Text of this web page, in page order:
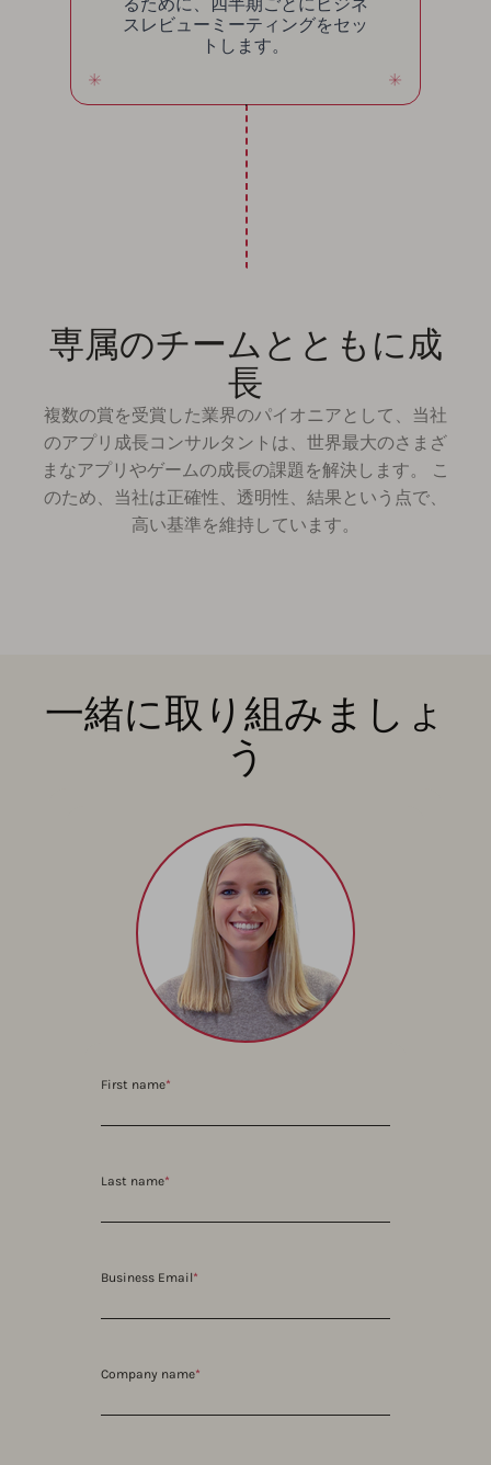
スレビューミーティングをセッ
トします。
専属のチームとともに成
長
複数の賞を受賞した業界のパイオニアとして、当社
のアプリ成長コンサルタントは、世界最大のさまざ
まなアプリやゲームの成長の課題を解決します。 こ
のため、当社は正確性、透明性、結果という点で、
高い基準を維持しています。
一緒に取り組みましょ
う
First name*
Last name*
Business Email*
Company name*